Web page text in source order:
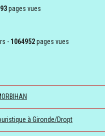
pages vues
- 1064952pages vues
à Gironde/Dropt